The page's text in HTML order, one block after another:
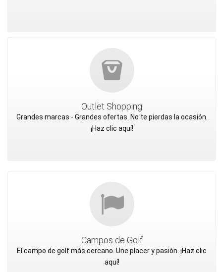
Outlet Shopping
Grandes marcas - Grandes ofertas. No te pierdas la ocasión.
¡Haz clic aquí!
Campos de Golf
El campo de golf más cercano. Une placer y pasión. ¡Haz clic
aquí!